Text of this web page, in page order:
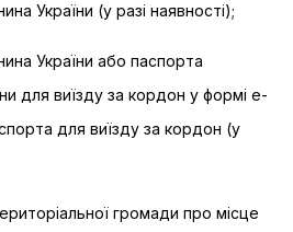
України (у разі наявності);
України або паспорта
для виїзду за кордон у формі е-
для виїзду за кордон (у
громади про місце